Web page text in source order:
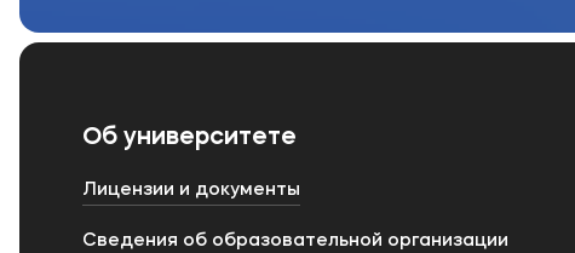
Об университете
Лицензии и документы
Сведения об образовательной организации